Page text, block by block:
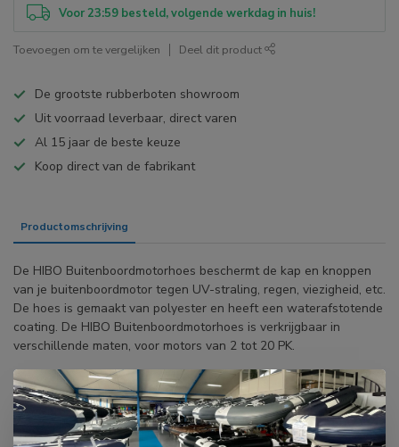
Voor 23:59 besteld, volgende werkdag in huis!
Toevoegen om te vergelijken Deel dit product
De grootste rubberboten showroom
Uit voorraad leverbaar, direct varen
Al 15 jaar de beste keuze
Koop direct van de fabrikant
Productomschrijving
De HIBO Buitenboordmotorhoes beschermt de kap en knoppen
van je buitenboordmotor tegen UV-straling, regen, viezigheid, etc.
De hoes is gemaakt van polyester en heeft een waterafstotende
coating. De HIBO Buitenboordmotorhoes is verkrijgbaar in
verschillende maten, voor motors van 2 tot 20 PK.
BIJPASSENDE ARTIKELEN
HIBO